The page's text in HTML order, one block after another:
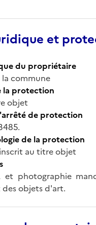
et
du propriétaire
commune
la protection
objet
de protection
de la protection
au titre objet
et photographie
objets d'art.